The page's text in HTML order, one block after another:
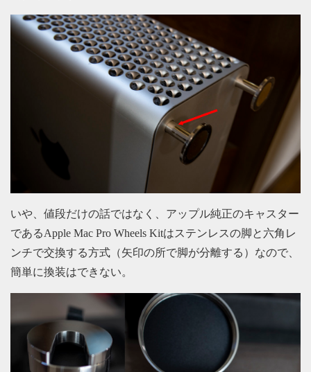
いや、値段だけの話ではなく、アップル純正のキャスター
であるApple Mac Pro Wheels Kitはステンレスの脚と六角レ
ンチで交換する方式（矢印の所で脚が分離する）なので、
簡単に換装はできない。